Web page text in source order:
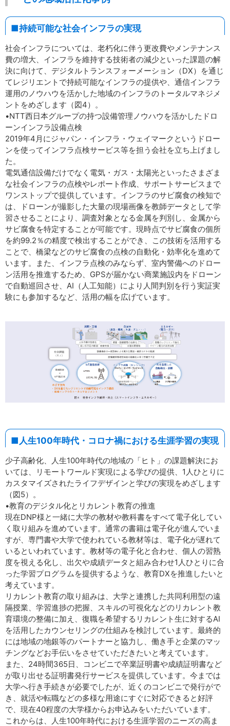
■持続可能な社会インフラの実現
社会インフラについては、老朽化に伴う更改費やメンテナンス
費の増大、インフラを維持する技術者の減少といった課題の解
決に向けて、デジタルトランスフォーメーション（DX）を通じ
てレジリエントで持続可能なインフラの提供や、通信インフラ
運用のノウハウを活かした地域のインフラのトータルマネジメ
ントをめざします（図4）。
•NTT西日本グループの持つ設備管理ノウハウを活かしたドロ
ーンインフラ設備点検
2019年4月にジャパン・インフラ・ウェイマークというドロー
ンを使ってインフラ点検サービス等を担う会社を立ち上げまし
た。
電気通信設備だけでなく電気・ガス・太陽光といったさまざま
な社会インフラの点検やレポート作成、サポートサービスまで
ワンストップで提供しています。インフラのサビ腐食の検知で
は、ドローンが撮影した大量の現場画像を教師データとして学
習させることにより、調査対象となる金属を判別し、金属から
サビ腐食を特定することが可能です。現時点でサビ腐食の個所
を約99.2％の精度で検出することができ、この技術を活用する
ことで、橋梁などのサビ腐食の点検の自動化・効率化を進めて
います。また、インフラ点検のみならず、室内警備へのドロー
ン活用を推進するため、GPSが届かない商業施設内をドローン
で自動巡回させ、AI（人工知能）により人間判別を行う実証実
験にも参加するなど、活用の幅を広げています。
■人生100年時代・コロナ禍における生涯学習の実現
少子高齢化、人生100年時代の地域の「ヒト」の課題解決にお
いては、リモートワールド実現による学びの提供、1人ひとりに
カスタマイズされたライフデザインと学びの実現をめざします
（図5）。
•教育のデジタル化とリカレント教育の推進
現在DNP様と一緒に大学の教材や教科書をすべて電子化してい
く取り組みを進めています。通常の書籍は電子化が進んでいま
すが、専門書や大学で使われている教材等は、電子化が遅れて
いるといわれています。教材等の電子化と合わせ、個人の習熟
度を視える化し、出欠や成績データと組み合わせ1人ひとりに合
った学習プログラムを提供するような、教育DXを推進したいと
考えています。
リカレント教育の取り組みは、大学と連携した共同利用型の遠
隔授業、学習進捗の把握、スキルの可視化などのリカレント教
育環境の整備に加え、復職を希望するリカレント生に対するAI
を活用したカウンセリングの仕組みを検討しています。最終的
には地域の地銀等のパートナーと協力し、働き手と企業のマッ
チングなどお手伝いをさせていただきたいと考えています。
また、24時間365日、コンビニで卒業証明書や成績証明書など
が取り出せる証明書発行サービスを提供しています。今までは
大学へ行き手続きが必要でしたが、近くのコンビニで発行がで
き、就活や転職などの多様な用途にすぐに対応できると好評
で、現在40程度の大学様からお申込みをいただいています。
これからは、人生100年時代における生涯学習のニーズの高ま